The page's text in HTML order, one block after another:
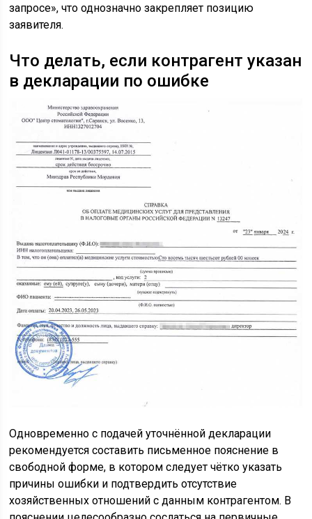
запросе», что однозначно закрепляет позицию
заявителя.
Что делать, если контрагент указан
в декларации по ошибке
Одновременно с подачей уточнённой декларации
рекомендуется составить письменное пояснение в
свободной форме, в котором следует чётко указать
причины ошибки и подтвердить отсутствие
хозяйственных отношений с данным контрагентом. В